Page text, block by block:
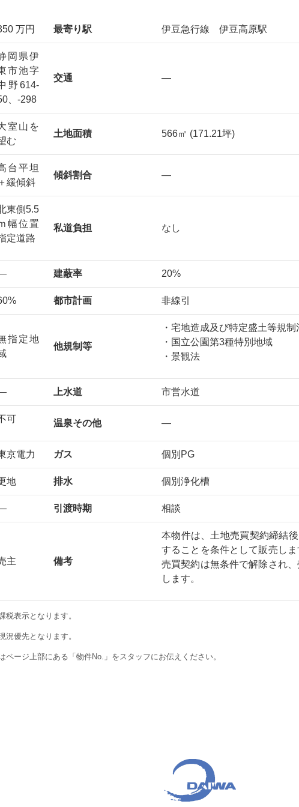
万円 最寄り駅 伊豆急行線 伊豆高原駅
岡県伊
市池字
野614-
、-298
交通 —
室山を
む
土地面積 566㎡ (171.21坪)
台平坦
＋緩傾斜
傾斜割合 —
東側5.5
幅位置
定道路
私道負担 なし
建蔽率 20%
都市計画 非線引
指定地
他規制等
・宅地造成及び特定盛土等規制
・国立公園第3種特別地域
・景観法
上水道 市営水道
可 温泉その他 —
京電力 ガス 個別PG
地 排水 個別浄化槽
引渡時期 相談
主 備考
本物件は、土地売買契約締結
することを条件として販売し
売買契約は無条件で解除され
します。
税表示となります。
況優先となります。
ページ上部にある「物件No.」をスタッフにお伝えください。